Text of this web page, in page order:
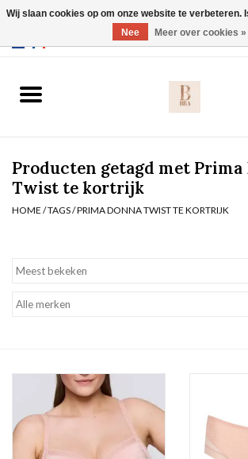
Slip
Body
Solden
Badmode
Lingerie-accessoires
Producten getagd met Prima
Twist te kortrijk
HOME /TAGS/PRIMA DONNA TWIST TE KORTRIJK
Wij slaan cookies op om onze website te verbeteren.
Nee
Meer over cookies »
Webshop werkt met EU